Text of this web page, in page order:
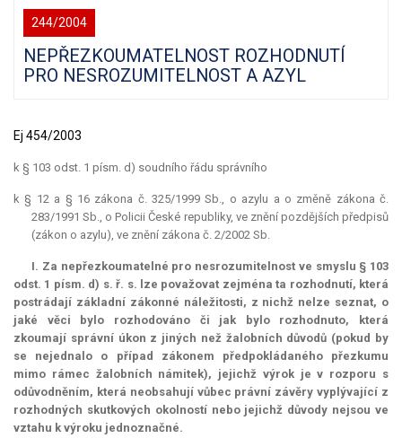
244/2004
NEPŘEZKOUMATELNOST ROZHODNUTÍ
PRO NESROZUMITELNOST A AZYL
Ej 454/2003
k § 103 odst. 1 písm. d) soudního řádu správního
k § 12 a § 16 zákona č. 325/1999 Sb., o azylu a o změně zákona č.
283/1991 Sb., o Policii České republiky, ve znění pozdějších předpisů
(zákon o azylu), ve znění zákona č. 2/2002 Sb.
I. Za nepřezkoumatelné pro nesrozumitelnost ve smyslu § 103
odst. 1 písm. d) s. ř. s. lze považovat zejména ta rozhodnutí, která
postrádají základní zákonné náležitosti, z nichž nelze seznat, o
jaké věci bylo rozhodováno či jak bylo rozhodnuto, která
zkoumají správní úkon z jiných než žalobních důvodů (pokud by
se nejednalo o případ zákonem předpokládaného přezkumu
mimo rámec žalobních námitek), jejichž výrok je v rozporu s
odůvodněním, která neobsahují vůbec právní závěry vyplývající z
rozhodných skutkových okolností nebo jejichž důvody nejsou ve
vztahu k výroku jednoznačné.